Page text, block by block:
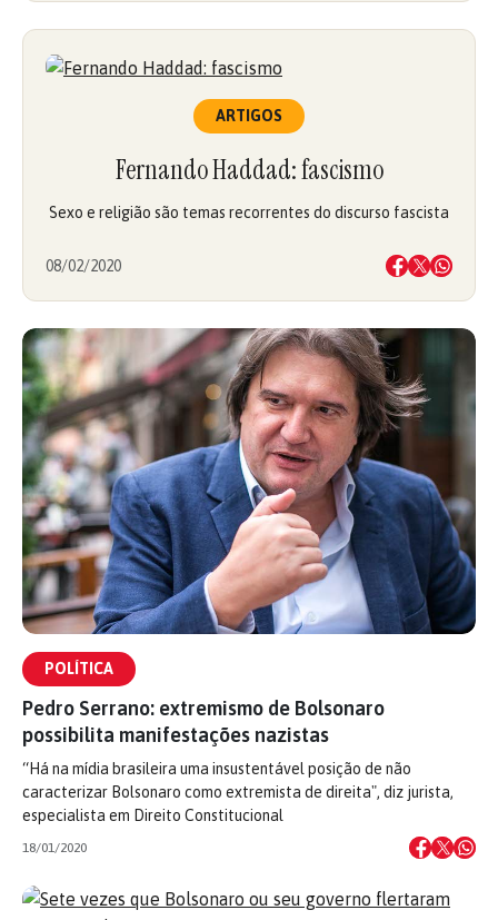
ARTIGOS
Fernando Haddad: fascismo
Sexo e religião são temas recorrentes do discurso fascista
08/02/2020
POLÍTICA
Pedro Serrano: extremismo de Bolsonaro
possibilita manifestações nazistas
“Há na mídia brasileira uma insustentável posição de não
caracterizar Bolsonaro como extremista de direita", diz jurista,
especialista em Direito Constitucional
18/01/2020